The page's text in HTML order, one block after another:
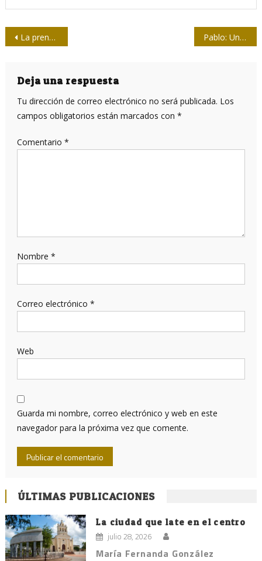
Navegación
entradas
La prensa cubana tiene que ser como Fidel, opina Labañino Pablo: Un sentido del humor con punta de estilete
Deja una respuesta
Tu dirección de correo electrónico no será publicada. Los
campos obligatorios están marcados con *
Comentario *
Nombre *
Correo electrónico *
Web
Guarda mi nombre, correo electrónico y web en este
navegador para la próxima vez que comente.
ÚLTIMAS PUBLICACIONES
La ciudad que late en el centro
julio 28, 2026
María Fernanda González